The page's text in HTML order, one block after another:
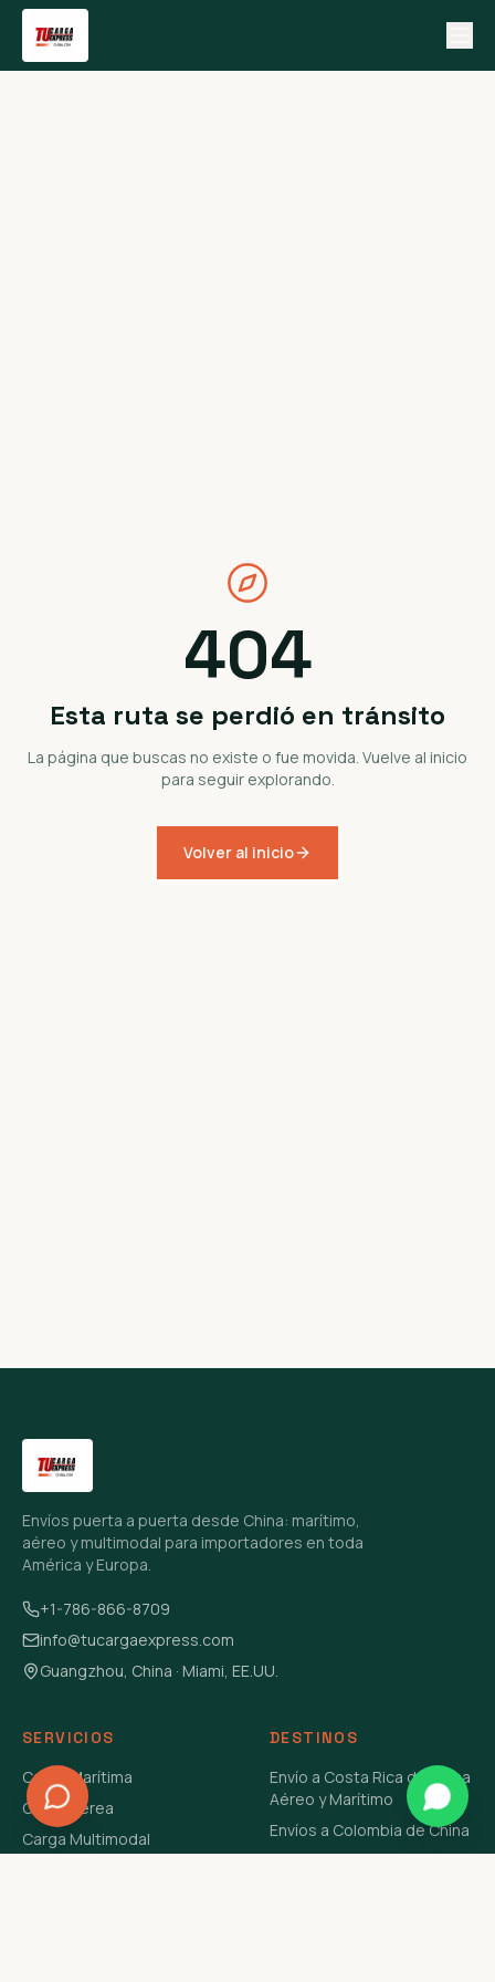
404
Esta ruta se perdió en tránsito
La página que buscas no existe o fue movida. Vuelve al inicio
para seguir explorando.
Volver al inicio
Envíos puerta a puerta desde China: marítimo,
aéreo y multimodal para importadores en toda
América y Europa.
+1-786-866-8709
info@tucargaexpress.com
Guangzhou, China · Miami, EE.UU.
SERVICIOS
Carga Marítima
Carga Aérea
Carga Multimodal
DESTINOS
Envío a Costa Rica de China
Aéreo y Marítimo
Envíos a Colombia de China